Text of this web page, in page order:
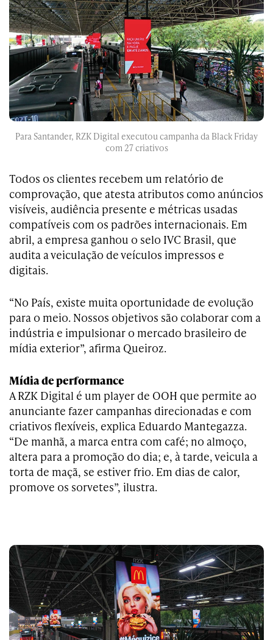
Para Santander, RZK Digital executou campanha da Black Friday
com 27 criativos
Todos os clientes recebem um relatório de
comprovação, que atesta atributos como anúncios
visíveis, audiência presente e métricas usadas
compatíveis com os padrões internacionais. Em
abril, a empresa ganhou o selo IVC Brasil, que
audita a veiculação de veículos impressos e
digitais.
“No País, existe muita oportunidade de evolução
para o meio. Nossos objetivos são colaborar com a
indústria e impulsionar o mercado brasileiro de
mídia exterior”, afirma Queiroz.
Mídia de performance
A RZK Digital é um player de OOH que permite ao
anunciante fazer campanhas direcionadas e com
criativos flexíveis, explica Eduardo Mantegazza.
“De manhã, a marca entra com café; no almoço,
altera para a promoção do dia; e, à tarde, veicula a
torta de maçã, se estiver frio. Em dias de calor,
promove os sorvetes”, ilustra.